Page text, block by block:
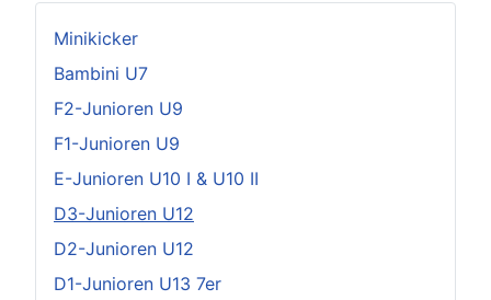
Minikicker
Bambini U7
F2-Junioren U9
F1-Junioren U9
E-Junioren U10 I & U10 II
D3-Junioren U12
D2-Junioren U12
D1-Junioren U13 7er